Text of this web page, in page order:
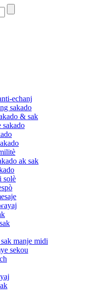
echanj
sakado
& sak
sakado
ak sak
solè
manje midi
sekou